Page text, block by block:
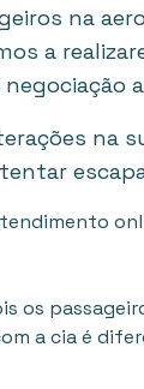
na
a
na
os
a cia é